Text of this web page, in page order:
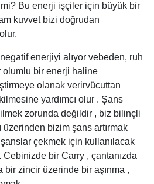
Bu enerji işçiler için büyük bir
kuvvet bizi doğrudan
enerjiyi alıyor vebeden, ruh
olumlu bir enerji haline
olanak verirvücuttan
yardımcı olur . Şans
zorunda değildir , biz bilinçli
bizim şans artırmak
çekmek için kullanılacak
bir Carry , çantanızda
bir zincir üzerinde bir aşınma ,